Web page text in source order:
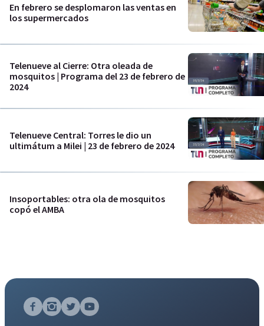
En febrero se desplomaron las ventas en
los supermercados
Telenueve al Cierre: Otra oleada de
mosquitos | Programa del 23 de febrero de
2024
Telenueve Central: Torres le dio un
ultimátum a Milei | 23 de febrero de 2024
Insoportables: otra ola de mosquitos
copó el AMBA